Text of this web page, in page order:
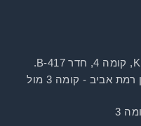
: רח' איינשטיין 40, קניון רמת אביב - קומה 3 מול